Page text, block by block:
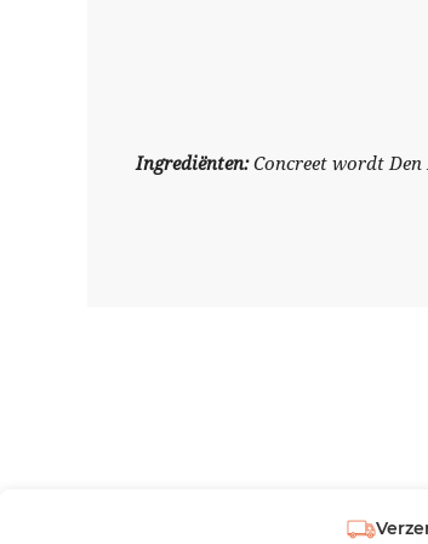
Ingrediënten:Concreet wordt